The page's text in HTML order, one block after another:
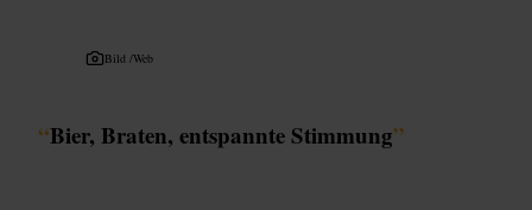
Bild /Web
“Bier, Braten, entspannte Stimmung”